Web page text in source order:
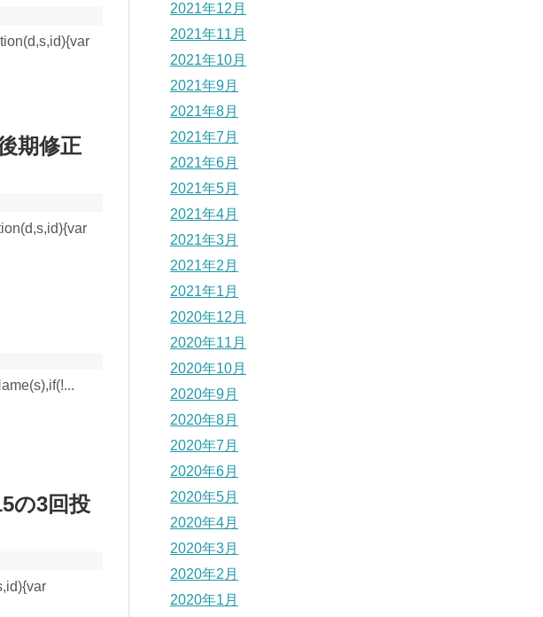
期修正
の3回投
2021年12月
2021年11月
2021年10月
2021年9月
2021年8月
2021年7月
2021年6月
2021年5月
2021年4月
2021年3月
2021年2月
2021年1月
2020年12月
2020年11月
2020年10月
2020年9月
2020年8月
2020年7月
2020年6月
2020年5月
2020年4月
2020年3月
2020年2月
2020年1月